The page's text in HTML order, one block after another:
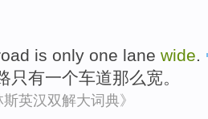
is only one lane wide.
只有一个车道那么宽。
斯英汉双解大词典》